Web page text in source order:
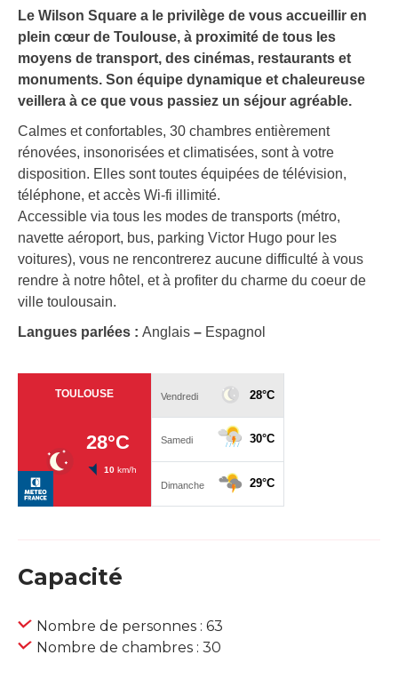
Le Wilson Square a le privilège de vous accueillir en
plein cœur de Toulouse, à proximité de tous les
moyens de transport, des cinémas, restaurants et
monuments. Son équipe dynamique et chaleureuse
veillera à ce que vous passiez un séjour agréable.
Calmes et confortables, 30 chambres entièrement
rénovées, insonorisées et climatisées, sont à votre
disposition. Elles sont toutes équipées de télévision,
téléphone, et accès Wi-fi illimité.
Accessible via tous les modes de transports (métro,
navette aéroport, bus, parking Victor Hugo pour les
voitures), vous ne rencontrerez aucune difficulté à vous
rendre à notre hôtel, et à profiter du charme du coeur de
ville toulousain.
Langues parlées : Anglais – Espagnol
Capacité
Nombre de personnes : 63
Nombre de chambres : 30